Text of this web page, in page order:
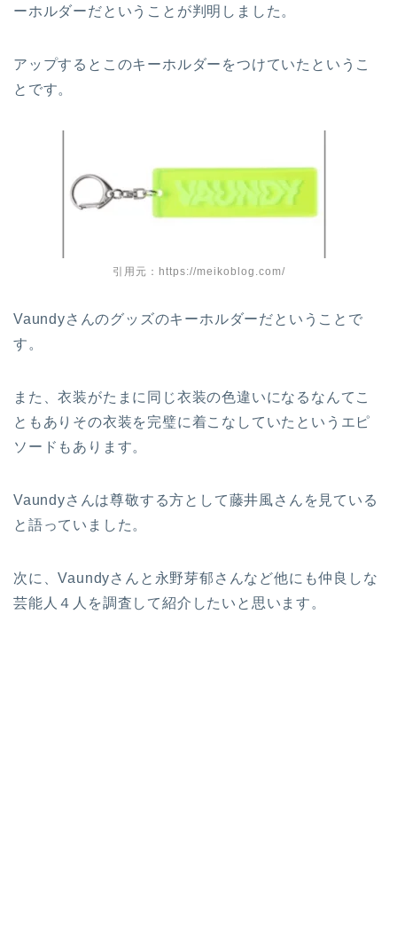
ーホルダーだということが判明しました。
アップするとこのキーホルダーをつけていたというこ
とです。
引用元：https://meikoblog.com/
Vaundyさんのグッズのキーホルダーだということで
す。
また、衣装がたまに同じ衣装の色違いになるなんてこ
ともありその衣装を完璧に着こなしていたというエピ
ソードもあります。
Vaundyさんは尊敬する方として藤井風さんを見ている
と語っていました。
次に、Vaundyさんと永野芽郁さんなど他にも仲良しな
芸能人４人を調査して紹介したいと思います。